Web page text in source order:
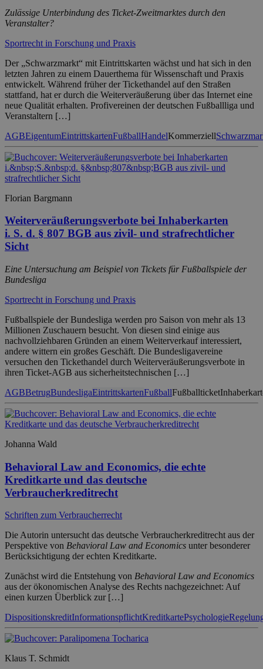
Zulässige Unterbindung des Ticket-Zweitmarktes durch den
Veranstalter?
Sportrecht in Forschung und Praxis
Der „Schwarzmarkt“ mit Eintrittskarten wächst und hat sich in den
letzten Jahren zu einem Dauerthema für Wissenschaft und Praxis
entwickelt. Während früher der Tickethandel auf den Straßen
stattfand, hat er durch die Weiterveräußerung über das Internet eine
neue Qualität erhalten. Profivereinen der deutschen Fußballliga und
Veranstaltern […]
AGBEigentumEintrittskartenFußballHandelKommerziell
Florian Bargmann
Weiterveräußerungsverbote bei Inhaberkarten
i. S. d. § 807 BGB aus zivil- und strafrechtlicher
Sicht
Eine Untersuchung am Beispiel von Tickets für Fußballspiele der
Bundesliga
Sportrecht in Forschung und Praxis
Fußballspiele der Bundesliga werden pro Saison von mehr als 13
Millionen Zuschauern besucht. Von diesen sind einige aus
nachvollziehbaren Gründen an einem Weiterverkauf interessiert,
andere wittern ein großes Geschäft. Die Bundesligavereine
versuchen den Tickethandel durch Weiterveräußerungsverbote in
ihren Ticket-AGB aus sicherheitstechnischen […]
AGBBetrugBundesligaEintrittskartenFußballFußballticket
Johanna Wald
Behavioral Law and Economics, die echte
Kreditkarte und das deutsche
Verbraucherkreditrecht
Schriften zum Verbraucherrecht
Die Autorin untersucht das deutsche Verbraucherkreditrecht aus der
Perspektive von Behavioral Law and Economics unter besonderer
Berücksichtigung der echten Kreditkarte.
Zunächst wird die Entstehung von Behavioral Law and Economics
aus der ökonomischen Analyse des Rechts nachgezeichnet: Auf
einen kurzen Überblick zur […]
DispositionskreditInformationspflichtKreditkartePsychologie
Klaus T. Schmidt